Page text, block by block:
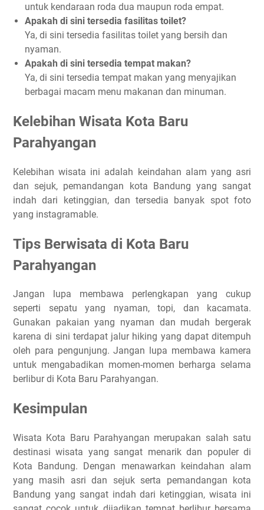
untuk kendaraan roda dua maupun roda empat.
Apakah di sini tersedia fasilitas toilet?
Ya, di sini tersedia fasilitas toilet yang bersih dan
nyaman.
Apakah di sini tersedia tempat makan?
Ya, di sini tersedia tempat makan yang menyajikan
berbagai macam menu makanan dan minuman.
Kelebihan Wisata Kota Baru
Parahyangan
Kelebihan wisata ini adalah keindahan alam yang asri
dan sejuk, pemandangan kota Bandung yang sangat
indah dari ketinggian, dan tersedia banyak spot foto
yang instagramable.
Tips Berwisata di Kota Baru
Parahyangan
Jangan lupa membawa perlengkapan yang cukup
seperti sepatu yang nyaman, topi, dan kacamata.
Gunakan pakaian yang nyaman dan mudah bergerak
karena di sini terdapat jalur hiking yang dapat ditempuh
oleh para pengunjung. Jangan lupa membawa kamera
untuk mengabadikan momen-momen berharga selama
berlibur di Kota Baru Parahyangan.
Kesimpulan
Wisata Kota Baru Parahyangan merupakan salah satu
destinasi wisata yang sangat menarik dan populer di
Kota Bandung. Dengan menawarkan keindahan alam
yang masih asri dan sejuk serta pemandangan kota
Bandung yang sangat indah dari ketinggian, wisata ini